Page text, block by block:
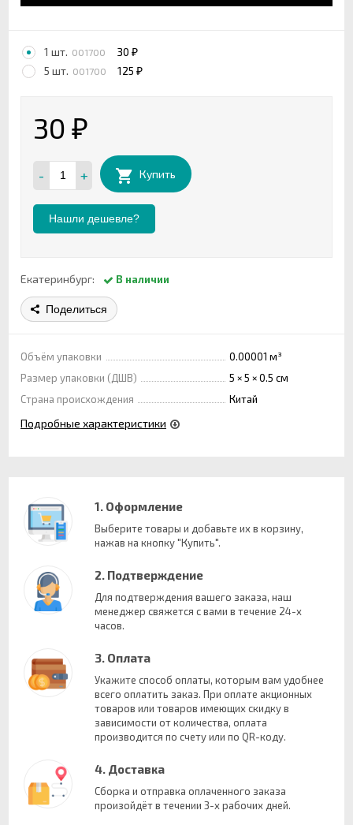
1 шт. 001700 30 ₽
5 шт. 001700 125 ₽
30 ₽
- + Купить
Нашли дешевле?
Екатеринбург: В наличии
Поделиться
Объём упаковки
0.00001 м³
Размер упаковки (ДШВ)
5 × 5 × 0.5 см
Страна происхождения
Китай
Подробные характеристики
1. Оформление
Выберите товары и добавьте их в корзину,
нажав на кнопку "Купить".
2. Подтверждение
Для подтверждения вашего заказа, наш
менеджер свяжется с вами в течение 24-х
часов.
3. Оплата
Укажите способ оплаты, которым вам удобнее
всего оплатить заказ. При оплате акционных
товаров или товаров имеющих скидку в
зависимости от количества, оплата
производится по счету или по QR-коду.
4. Доставка
Сборка и отправка оплаченного заказа
произойдёт в течении 3-х рабочих дней.